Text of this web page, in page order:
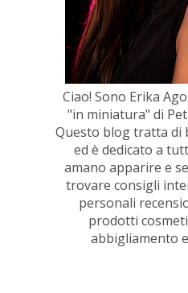
Ciao! Sono Erika
"in miniatura" di
Questo blog tratta di
ed è dedicato a
amano apparire e
trovare consigli
personali
prodotti
abbigliamento